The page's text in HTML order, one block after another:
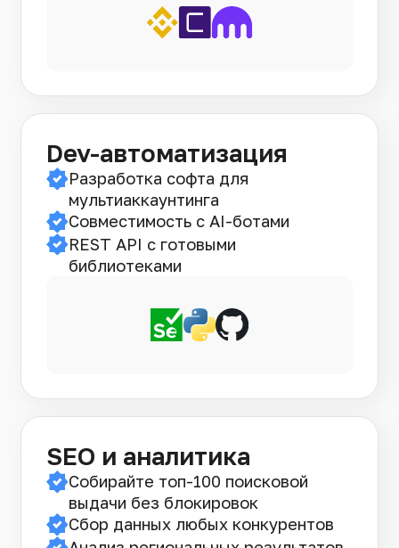
Dev-автоматизация
Разработка софта для
мультиаккаунтинга
Совместимость с AI-ботами
REST API с готовыми
библиотеками
SEO и аналитика
Собирайте топ-100 поисковой
выдачи без блокировок
Сбор данных любых конкурентов